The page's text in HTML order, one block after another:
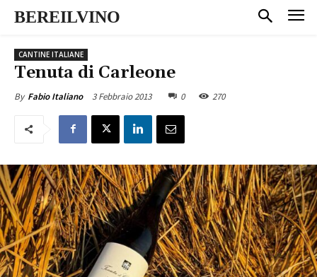
BEREILVINO
CANTINE ITALIANE
Tenuta di Carleone
By Fabio Italiano 3 Febbraio 2013 0 270